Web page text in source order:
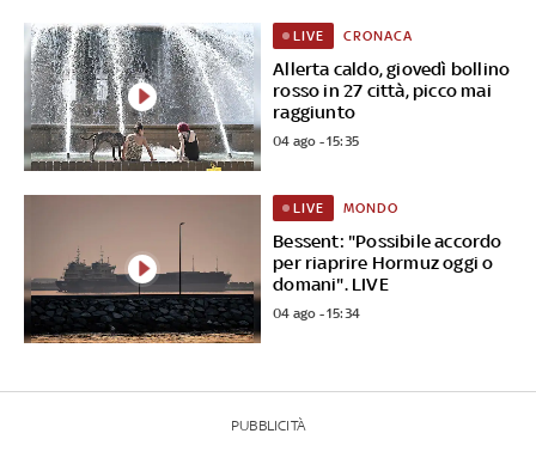
Allerta caldo, giovedì bollino
rosso in 27 città, picco mai
raggiunto
LIVE CRONACA
04 ago - 15:35
Bessent: "Possibile accordo
per riaprire Hormuz oggi o
domani". LIVE
LIVE MONDO
04 ago - 15:34
PUBBLICITÀ